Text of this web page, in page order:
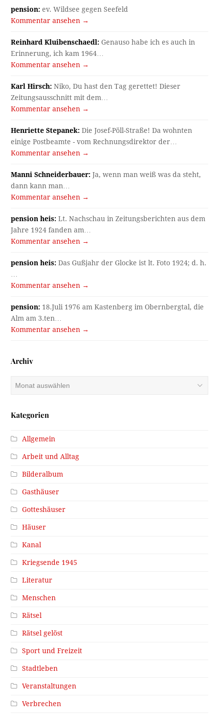
pension: ev. Wildsee gegen Seefeld
Kommentar ansehen →
Reinhard Kluibenschaedl: Genauso habe ich es auch in
Erinnerung, ich kam 1964…
Kommentar ansehen →
Karl Hirsch: Niko, Du hast den Tag gerettet! Dieser
Zeitungsausschnitt mit dem…
Kommentar ansehen →
Henriette Stepanek: Die Josef-Pöll-Straße! Da wohnten
einige Postbeamte - vom Rechnungsdirektor der…
Kommentar ansehen →
Manni Schneiderbauer: Ja, wenn man weiß was da steht,
dann kann man…
Kommentar ansehen →
pension heis: Lt. Nachschau in Zeitungsberichten aus dem
Jahre 1924 fanden am…
Kommentar ansehen →
pension heis: Das Gußjahr der Glocke ist lt. Foto 1924; d. h.
Kommentar ansehen →
pension: 18.Juli 1976 am Kastenberg im Obernbergtal, die
Alm am 3.ten…
Kommentar ansehen →
Archiv
Kategorien
Allgemein
Arbeit und Alltag
Bilderalbum
Gasthäuser
Gotteshäuser
Häuser
Kanal
Kriegsende 1945
Literatur
Menschen
Rätsel
Rätsel gelöst
Sport und Freizeit
Stadtleben
Veranstaltungen
Verbrechen